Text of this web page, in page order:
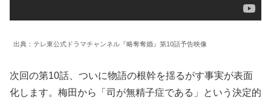
出典：テレ東公式ドラマチャンネル『略奪奪婚』第10話予告映像
次回の第10話、ついに物語の根幹を揺るがす事実が表面
化します。梅田から「司が無精子症である」という決定的